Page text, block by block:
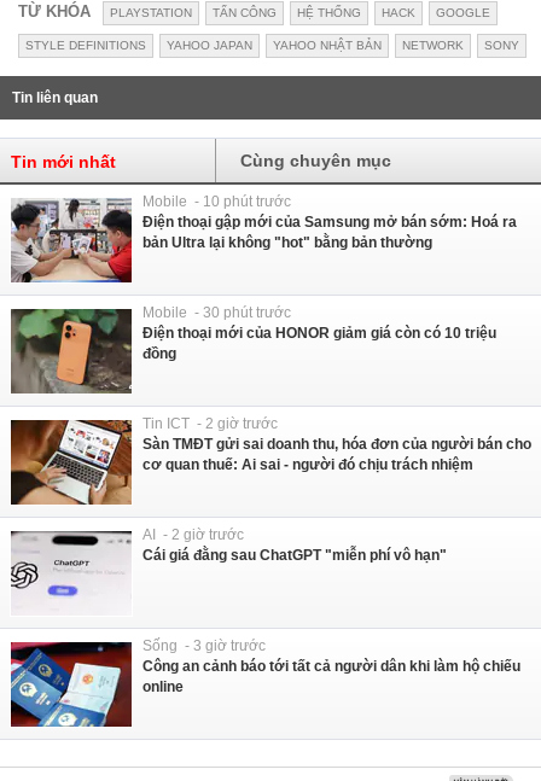
TỪ KHÓA PLAYSTATION TẤN CÔNG HỆ THỐNG HACK GOOGLE
STYLE DEFINITIONS YAHOO JAPAN YAHOO NHẬT BẢN NETWORK SONY
Tin liên quan
Tin mới nhất Cùng chuyên mục
Mobile - 10 phút trước
Điện thoại gập mới của Samsung mở bán sớm: Hoá ra
bản Ultra lại không "hot" bằng bản thường
Mobile - 30 phút trước
Điện thoại mới của HONOR giảm giá còn có 10 triệu
đồng
Tin ICT - 2 giờ trước
Sàn TMĐT gửi sai doanh thu, hóa đơn của người bán cho
cơ quan thuế: Ai sai - người đó chịu trách nhiệm
AI - 2 giờ trước
Cái giá đằng sau ChatGPT "miễn phí vô hạn"
Sống - 3 giờ trước
Công an cảnh báo tới tất cả người dân khi làm hộ chiếu
online